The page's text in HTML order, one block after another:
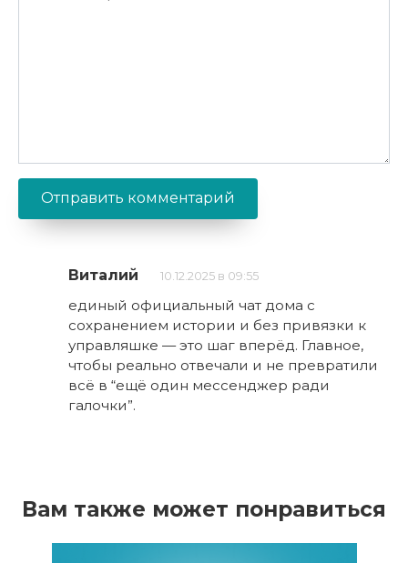
Виталий 10.12.2025 в 09:55
единый официальный чат дома с
сохранением истории и без привязки к
управляшке — это шаг вперёд. Главное,
чтобы реально отвечали и не превратили
всё в “ещё один мессенджер ради
галочки”.
Вам также может понравиться